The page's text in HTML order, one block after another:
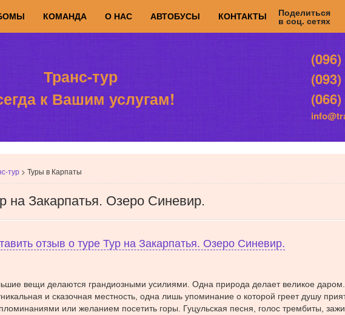
Поделиться
в соц. сетях
КОМАНДА О НАС АВТОБУСЫ КОНТАКТЫ
Транс-тур
к Вашим услугам!
тур > Туры в Карпаты
на Закарпатья. Озеро Синевир.
отзыв о туре Тур на Закарпатья. Озеро Синевир.
вещи делаются грандиозными усилиями. Одна природа делает великое
и сказочная местность, одна лишь упоминание о которой греет душу
или желанием посетить горы. Гуцульская песня, голос трембиты,